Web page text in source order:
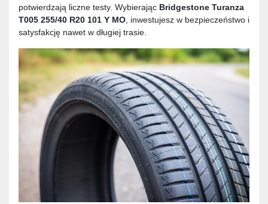
potwierdzają liczne testy. Wybierając Bridgestone Turanza
T005 255/40 R20 101 Y MO, inwestujesz w bezpieczeństwo i
satysfakcję nawet w długiej trasie.